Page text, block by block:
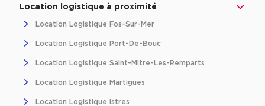
Collections d'Entrepôts / Activités
chargement
Entrepôts et Locaux d'activités - Programmes neufs
Location logistique à proximité
Location Logistique Fos-Sur-Mer
Location Logistique Port-De-Bouc
Location Logistique Saint-Mitre-Les-Remparts
Location Logistique Martigues
Location Logistique Istres